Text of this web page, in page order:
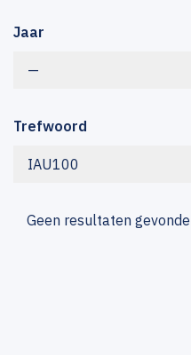
Jaar
—
Trefwoord
IAU100
Geen resultaten